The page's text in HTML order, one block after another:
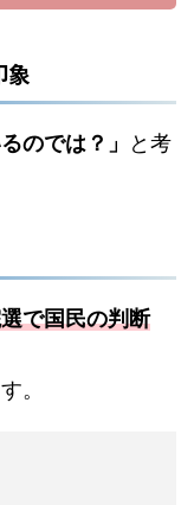
象
のでは？」
と考
で国民の判断
。